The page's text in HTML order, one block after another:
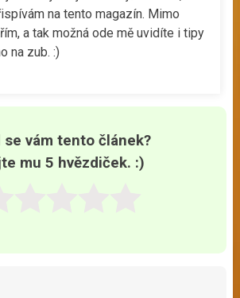
na tento magazín. Mimo
a tak možná ode mě uvidíte i tipy
na zub. :)
se vám tento článek?
mu 5 hvězdiček. :)